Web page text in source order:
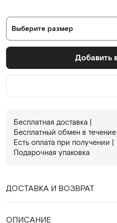
Выберите размер
Добавить
Бесплатная доставка |
Бесплатный обмен в течениe
Есть оплата при получении |
Подарочная упаковка
ДОСТАВКА И ВОЗВРАТ
ОПИСАНИЕ